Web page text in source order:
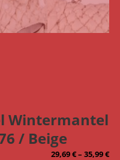
Wintermantel
/ Beige
29,69€–35,99€